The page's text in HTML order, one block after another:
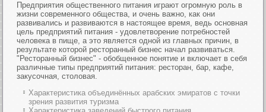
Предприятия общественного питания играют огромную роль в
жизни современного общества, и очень важно, как они
развивались и развиваются в настоящее время, ведь основная
цель предприятий питания - удовлетворение потребностей
человека в пище, а это является одной из главных причин, в
результате которой ресторанный бизнес начал развиваться.
"Ресторанный бизнес" - обобщенное понятие и включает в себя
различные типы предприятий питания: ресторан, бар, кафе,
закусочная, столовая.
Характеристика объединённых арабских эмиратов с точки
зрения развития туризма